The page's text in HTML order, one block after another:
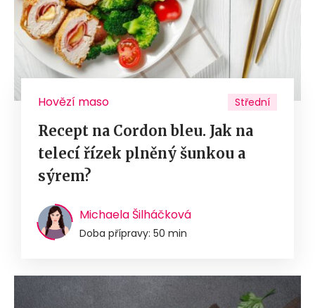
Hovězí maso Střední
Recept na Cordon bleu. Jak na
telecí řízek plněný šunkou a
sýrem?
Michaela Šilháčková
Doba přípravy: 50 min